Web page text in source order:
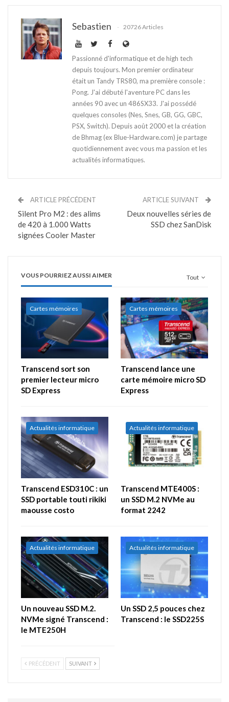
Sebastien 20726 Articles
Passionné d'informatique et de high tech
depuis toujours. Mon premier ordinateur
était un Tandy TRS80, ma première console :
Pong. J'ai débuté l'aventure PC dans les
années 90 avec un 486SX33. J'ai possédé
quelques consoles (Nes, Snes, GB, GG, GBC,
PSX, Switch). Depuis août 2000 et la création
de Bhmag (ex Blue-Hardware.com) je partage
quotidiennement avec vous ma passion et les
actualités informatiques.
ARTICLE PRÉCÉDENT
Silent Pro M2 : des alims
de 420 à 1.000 Watts
signées Cooler Master
ARTICLE SUIVANT
Deux nouvelles séries de
SSD chez SanDisk
Tout
VOUS POURRIEZ AUSSI AIMER
Cartes mémoires
Transcend sort son
premier lecteur micro
SD Express
Cartes mémoires
Transcend lance une
carte mémoire micro SD
Express
Actualités informatique
Transcend ESD310C : un
SSD portable touti rikiki
maousse costo
Actualités informatique
Transcend MTE400S :
un SSD M.2 NVMe au
format 2242
Actualités informatique
Un nouveau SSD M.2.
NVMe signé Transcend :
le MTE250H
Actualités informatique
Un SSD 2,5 pouces chez
Transcend : le SSD225S
PRÉCÉDENT SUIVANT